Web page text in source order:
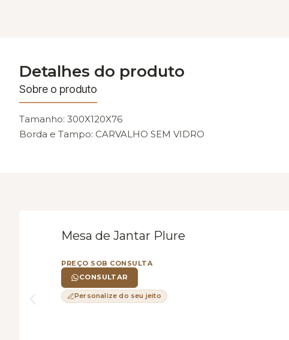
Detalhes do produto
Sobre o produto
Tamanho: 300X120X76
Borda e Tampo: CARVALHO SEM VIDRO
Mesa de Jantar Plure
PREÇO SOB CONSULTA
CONSULTAR
Personalize do seu jeito